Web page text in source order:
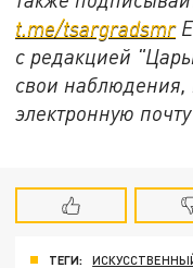
t.me/tsargradsmr
с редакцией
свои наблюдения,
электронную почту
ТЕГИ: